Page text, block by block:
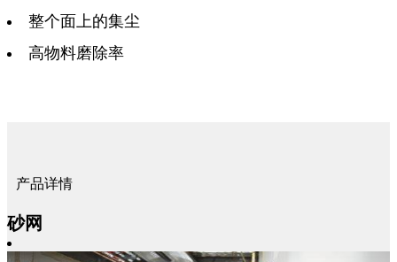
整个面上的集尘
高物料磨除率
产品详情
砂网